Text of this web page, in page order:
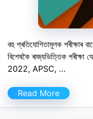
বহু প্ৰতিযোগিতামূলক পৰীক্ষাৰ
বিশেষকৈ ৰাজ্যভিত্তিক
2022, APSC, …
Read More